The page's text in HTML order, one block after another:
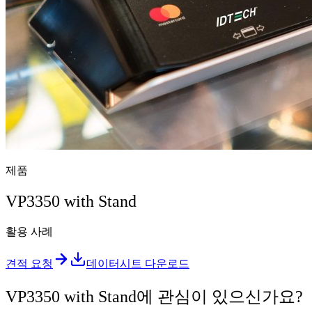
제품
VP3350 with Stand
활용 사례
견적 요청 데이터시트 다운로드
VP3350 with Stand에 관심이 있으신가요?